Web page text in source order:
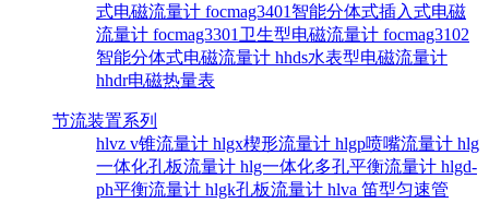
式电磁流量计 focmag3401智能分体式插入式电磁
流量计 focmag3301卫生型电磁流量计 focmag3102
智能分体式电磁流量计 hhds水表型电磁流量计
hhdr电磁热量表
节流装置系列
hlvz v锥流量计 hlgx楔形流量计 hlgp喷嘴流量计 hlg
一体化孔板流量计 hlg一体化多孔平衡流量计 hlgd-
ph平衡流量计 hlgk孔板流量计 hlva 笛型匀速管